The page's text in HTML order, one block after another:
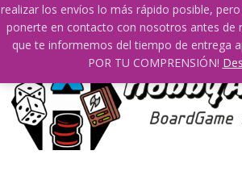
realizar los envíos lo más rápido posible,
ponerte en contacto con nosotros antes de
que te informemos del tiempo de entrega
POR TU COMPRENSIÓN!
0 0